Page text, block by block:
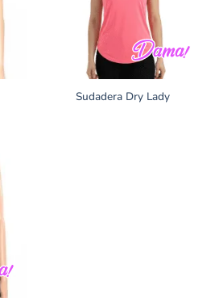
Sudadera Dry Lady